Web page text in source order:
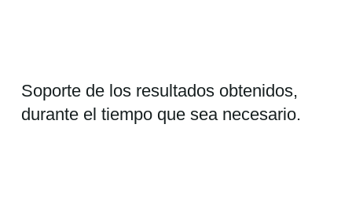
Soporte de los resultados obtenidos,
durante el tiempo que sea necesario.